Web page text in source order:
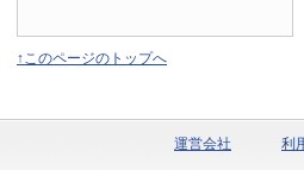
↑このページのトップへ
運営会社 利